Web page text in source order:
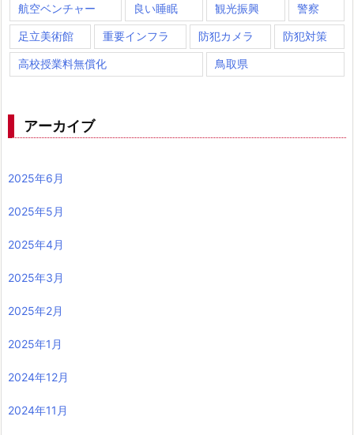
航空ベンチャー 良い睡眠 観光振興 警察
足立美術館 重要インフラ 防犯カメラ 防犯対策
高校授業料無償化 鳥取県
アーカイブ
2025年6月
2025年5月
2025年4月
2025年3月
2025年2月
2025年1月
2024年12月
2024年11月